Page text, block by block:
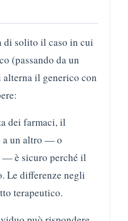
di solito il caso in cui
(passando da un
il generico con
dei farmaci, il
a un altro — o
— è sicuro perché il
Le differenze negli
terapeutico.